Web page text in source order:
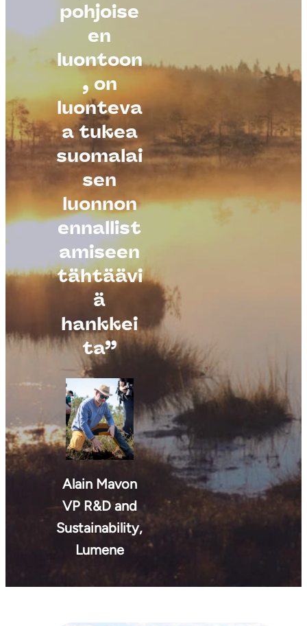
pohjoise
en
luontoon
, on
luonteva
a tukea
suomalai
sen
luonnon
ennallist
amiseen
tähtäävi
ä
hankkei
ta”
Alain Mavon
VP R&D and
Sustainability,
Lumene
Kuva: Markku Ala-
Korpela / Vastavalo